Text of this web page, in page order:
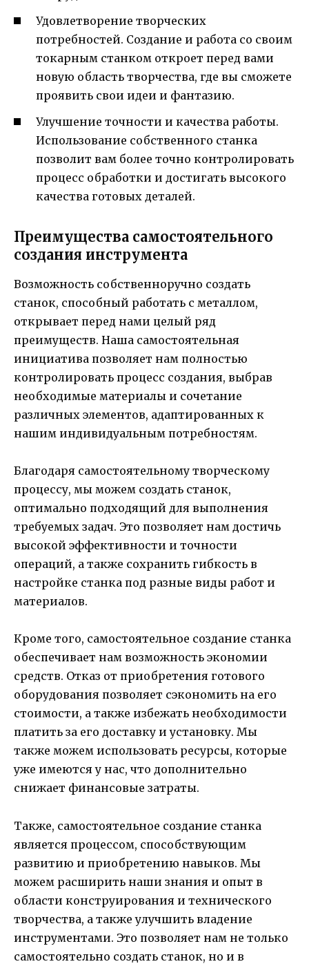
Удовлетворение творческих
потребностей. Создание и работа со своим
токарным станком откроет перед вами
новую область творчества, где вы сможете
проявить свои идеи и фантазию.
Улучшение точности и качества работы.
Использование собственного станка
позволит вам более точно контролировать
процесс обработки и достигать высокого
качества готовых деталей.
Преимущества самостоятельного
создания инструмента
Возможность собственноручно создать
станок, способный работать с металлом,
открывает перед нами целый ряд
преимуществ. Наша самостоятельная
инициатива позволяет нам полностью
контролировать процесс создания, выбрав
необходимые материалы и сочетание
различных элементов, адаптированных к
нашим индивидуальным потребностям.
Благодаря самостоятельному творческому
процессу, мы можем создать станок,
оптимально подходящий для выполнения
требуемых задач. Это позволяет нам достичь
высокой эффективности и точности
операций, а также сохранить гибкость в
настройке станка под разные виды работ и
материалов.
Кроме того, самостоятельное создание станка
обеспечивает нам возможность экономии
средств. Отказ от приобретения готового
оборудования позволяет сэкономить на его
стоимости, а также избежать необходимости
платить за его доставку и установку. Мы
также можем использовать ресурсы, которые
уже имеются у нас, что дополнительно
снижает финансовые затраты.
Также, самостоятельное создание станка
является процессом, способствующим
развитию и приобретению навыков. Мы
можем расширить наши знания и опыт в
области конструирования и технического
творчества, а также улучшить владение
инструментами. Это позволяет нам не только
самостоятельно создать станок, но и в